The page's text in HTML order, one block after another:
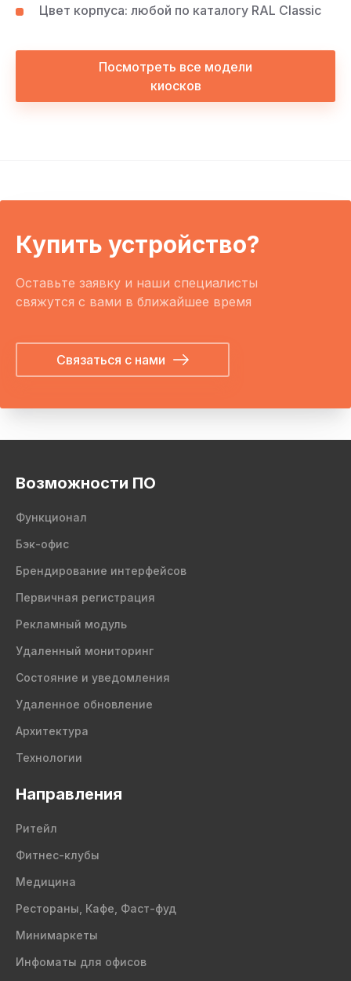
Цвет корпуса: любой по каталогу RAL Classic
Посмотреть все модели
киосков
Купить устройство?
Оставьте заявку и наши специалисты
свяжутся с вами в ближайшее время
Связаться с нами
Возможности ПО
Функционал
Бэк-офис
Брендирование интерфейсов
Первичная регистрация
Рекламный модуль
Удаленный мониторинг
Состояние и уведомления
Удаленное обновление
Архитектура
Технологии
Направления
Ритейл
Фитнес-клубы
Медицина
Рестораны, Кафе, Фаст-фуд
Минимаркеты
Инфоматы для офисов